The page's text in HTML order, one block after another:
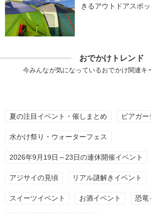
きるアウトドアスポ
おでかけトレンド
今みんなが気になっているおでかけ関連キ
夏の注目イベント・催しまとめ ビアガ
水かけ祭り・ウォーターフェス
2026年9月19日～23日の連休開催イベント
アジサイの見頃 リアル謎解きイベント
スイーツイベント お酒イベント 恐竜